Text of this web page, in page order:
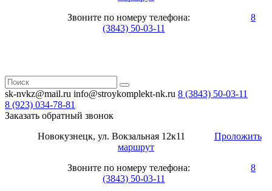
Звоните по номеру телефона: 8
(3843) 50-03-11
sk-nvkz@mail.ru info@stroykomplekt-nk.ru 8 (3843) 50-03-11
8 (923) 034-78-81
Заказать обратный звонок
Новокузнецк, ул. Вокзальная 12к11 Проложить
маршрут
Звоните по номеру телефона: 8
(3843) 50-03-11